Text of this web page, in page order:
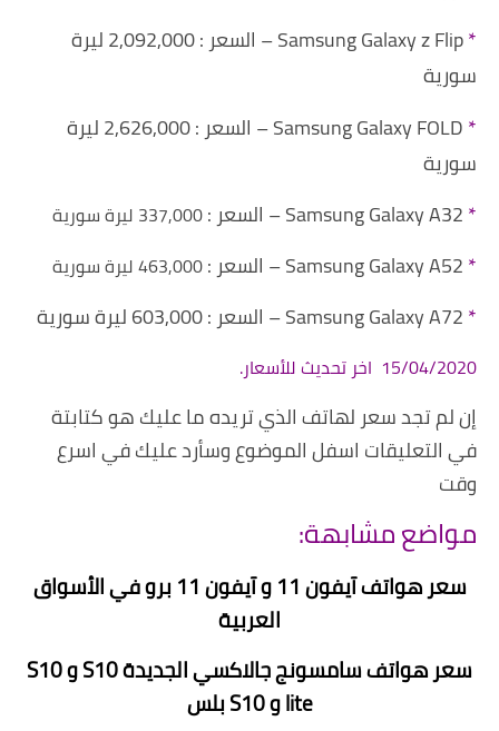
*
Samsung Galaxy z Flip – السعر : 2,092,000 ليرة
سورية
*
Samsung Galaxy FOLD – السعر : 2,626,000 ليرة
سورية
*
337,000 ليرة سورية
*
463,000ليرة سورية
*
15/04/2020 اخر تحديث للأسعار.
إن لم تجد سعر لهاتف الذي تريده ما عليك هو كتابتة
في التعليقات اسفل الموضوع وسأرد عليك في اسرع
وقت
مواضع مشابهة:
سعر هواتف آيفون 11 و آيفون 11 برو في الأسواق
العربية
سعر هواتف سامسونج جالاكسي الجديدة S10 و S10
lite و S10 بلس